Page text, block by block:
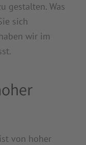
gestalten. Was
sich
wir im
von hoher